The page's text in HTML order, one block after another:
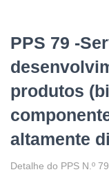
PPS 79 -
produtos
altamente
Detalhe do PPS N.º